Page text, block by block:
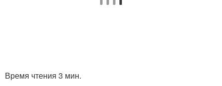
Время чтения 3 мин.